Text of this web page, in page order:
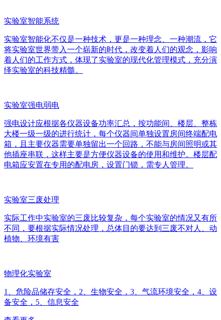
实验室智能系统
实验室智能化不仅是一种技术，更是一种理念、一种潮流，它
将实验室世界带入一个崭新的时代，改变着人们的观念，影响
着人们的工作方式，体现了实验室的现代化管理模式，充分演
绎实验室的科技精髓。
实验室强电弱电
强电设计应根据各仪器设备功率汇总，按功能间、楼层、整栋
大楼一级一级的进行统计，每个仪器间单独设置房间终端配电
箱，且主要仪器需要单独留出一个回路，不能与房间照明或其
他插座串联，这样主要是方便仪器设备的使用和维护。楼层配
电箱应安置在专用的配电房，设置门锁，需专人管理。
实验室三废处理
实际工作中实验室的三废比较复杂，每个实验室的情况又有所
不同，要根据实际情况处理，总体目的要达到三废不对人、动
植物、环境有害
物理化实验室
1、危险品储存安全，2、生物安全，3、气流环境安全，4、设
备安全，5、信息安全